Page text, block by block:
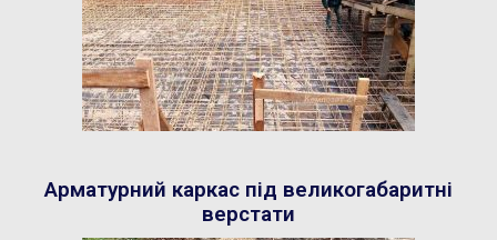
Арматурний каркас під великогабаритні
верстати